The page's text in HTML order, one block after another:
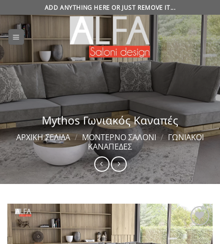
στο
περιεχόμενο
ADD ANYTHING HERE OR JUST REMOVE IT...
Mythos Γωνιακός Καναπές
ΑΡΧΙΚΉ ΣΕΛΊΔΑ / ΜΟΝΤΈΡΝΟ ΣΑΛΌΝΙ / ΓΩΝΙΑΚΟΊ
ΚΑΝΑΠΈΔΕΣ
Αγαπημένο